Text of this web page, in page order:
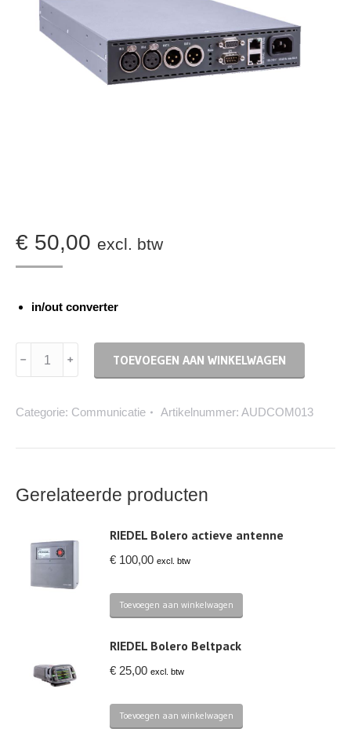
€ 50,00 excl. btw
in/out converter
RIEDEL
NSA-
TOEVOEGEN AAN WINKELWAGEN
Categorie: Communicatie Artikelnummer: AUDCOM013
Gerelateerde producten
RIEDEL Bolero actieve antenne
€ 100,00 excl. btw
Toevoegen aan winkelwagen
RIEDEL Bolero Beltpack
€ 25,00 excl. btw
Toevoegen aan winkelwagen